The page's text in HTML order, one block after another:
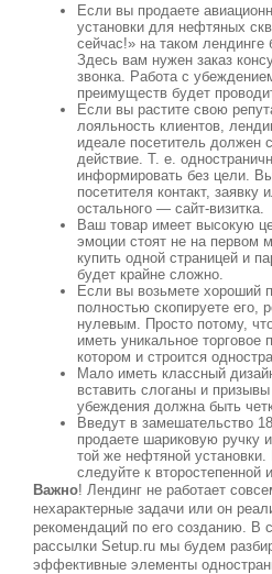
Если вы продаете
установки для нефтяных
сейчас!» на таком лендинге
Здесь вам нужен заказ
звонка. Работа с
преимуществ будет
Если вы растите свою
лояльность клиентов,
идеале посетитель должен
действие. Т. е.
информировать без цели.
посетителя контакт, заявку
остального — сайт-визитка.
Ваш товар имеет высокую
эмоции стоят не на первом
купить одной страницей и
будет крайне сложно.
Если вы возьмете хороший
полностью скопируете его,
нулевым. Просто потому,
иметь уникальное
котором и строится
Мало иметь классный
вставить слоганы и
убеждения должна быть
Введут в замешательство
продаете шариковую ручку
той же нефтяной установки.
следуйте к второстепенной
Важно! Лендинг не работает
нехарактерные задачи или он
рекомендаций по его созданию. В
рассылки Setup.ru мы будем
эффективные элементы